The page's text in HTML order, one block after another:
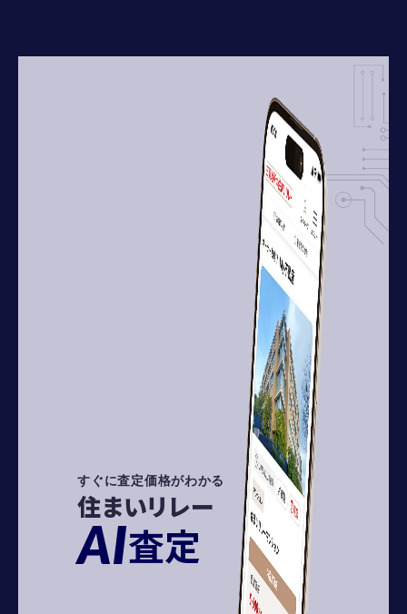
すぐに査定価格がわかる
住まいリレー
AI査定